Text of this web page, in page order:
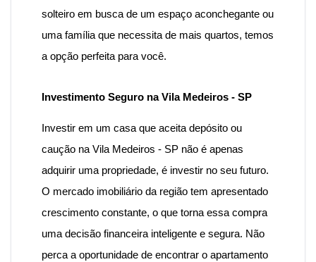
solteiro em busca de um espaço aconchegante ou
uma família que necessita de mais quartos, temos
a opção perfeita para você.
Investimento Seguro na Vila Medeiros - SP
Investir em um casa que aceita depósito ou
caução na Vila Medeiros - SP não é apenas
adquirir uma propriedade, é investir no seu futuro.
O mercado imobiliário da região tem apresentado
crescimento constante, o que torna essa compra
uma decisão financeira inteligente e segura. Não
perca a oportunidade de encontrar o apartamento